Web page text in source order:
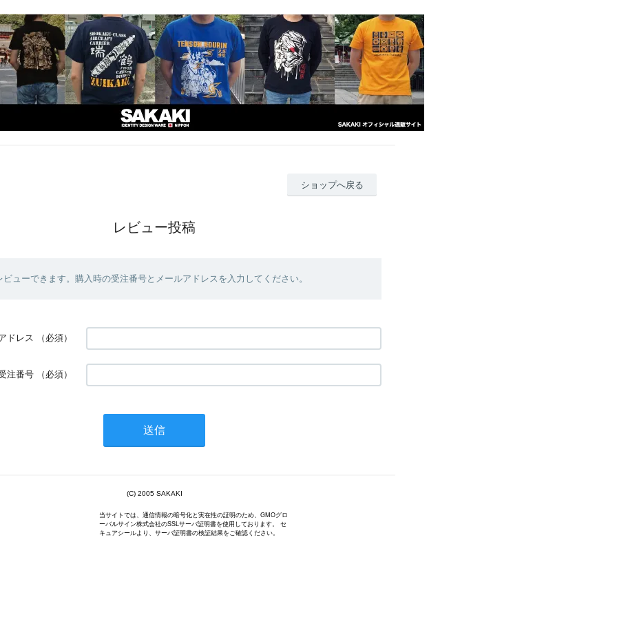
ショップへ戻る
レビュー投稿
ューできます。購入時の受注番号とメールアドレスを入力してください。
ドレス （必須）
注番号 （必須）
(C) 2005 SAKAKI
当サイトでは、通信情報の暗号化と実在性の証明のため、GMOグロ
ーバルサイン株式会社のSSLサーバ証明書を使用しております。 セ
キュアシールより、サーバ証明書の検証結果をご確認ください。